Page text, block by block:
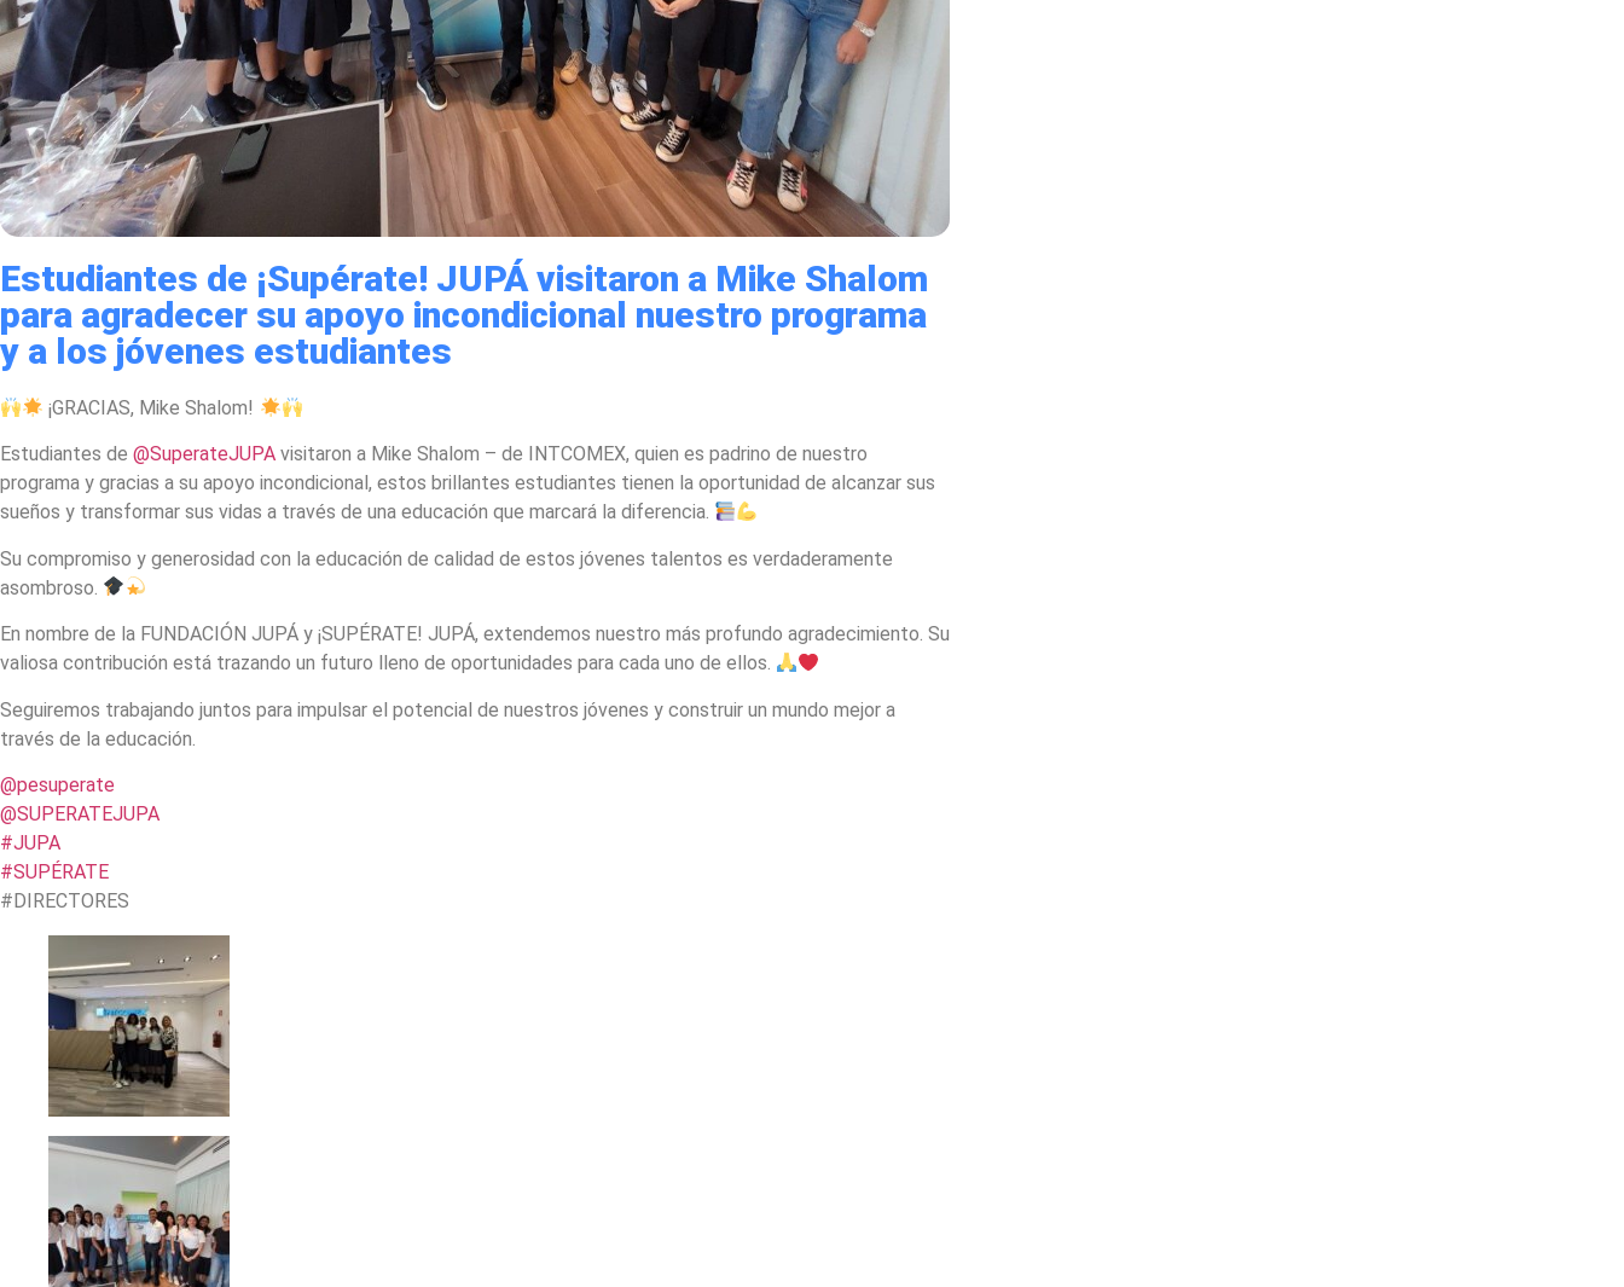
Estudiantes de ¡Supérate! JUPÁ visitaron a Mike Shalom
para agradecer su apoyo incondicional nuestro programa
y a los jóvenes estudiantes
¡GRACIAS, Mike Shalom!
Estudiantes de @SuperateJUPA visitaron a Mike Shalom – de INTCOMEX, quien es padrino de nuestro
programa y gracias a su apoyo incondicional, estos brillantes estudiantes tienen la oportunidad de alcanzar sus
sueños y transformar sus vidas a través de una educación que marcará la diferencia.
Su compromiso y generosidad con la educación de calidad de estos jóvenes talentos es verdaderamente
asombroso.
En nombre de la FUNDACIÓN JUPÁ y ¡SUPÉRATE! JUPÁ, extendemos nuestro más profundo agradecimiento. Su
valiosa contribución está trazando un futuro lleno de oportunidades para cada uno de ellos.
Seguiremos trabajando juntos para impulsar el potencial de nuestros jóvenes y construir un mundo mejor a
través de la educación.
@pesuperate
@SUPERATEJUPA
#JUPA
#SUPÉRATE
#DIRECTORES